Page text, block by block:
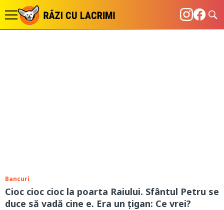
Bancuri
Cioc cioc cioc la poarta Raiului. Sfântul Petru se
duce să vadă cine e. Era un țigan: Ce vrei?